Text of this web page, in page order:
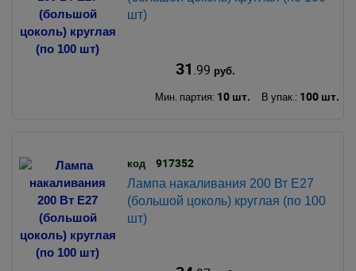
шт)
31.99 руб.
Мин. партия: 10 шт. В упак.: 100 шт.
код 917352
Лампа накаливания 200 Вт Е27
(большой цоколь) круглая (по 100
шт)